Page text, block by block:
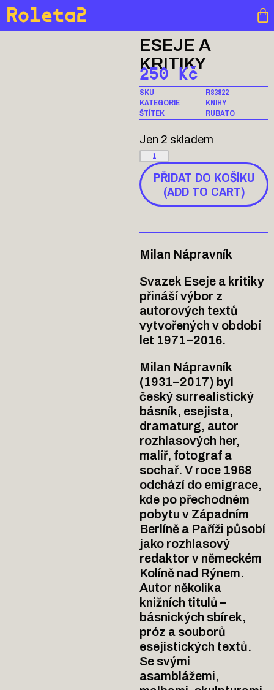
Roleta2
ESEJE A
KRITIKY
250 Kč
SKU
R83822
KATEGORIE
KNIHY
ŠTÍTEK
RUBATO
Jen 2 skladem
PŘIDAT DO KOŠÍKU
(ADD TO CART)
Milan Nápravník
Svazek Eseje a kritiky
přináší výbor z
autorových textů
vytvořených v období
let 1971–2016.
Milan Nápravník
(1931–2017) byl
český surrealistický
básník, esejista,
dramaturg, autor
rozhlasových her,
malíř, fotograf a
sochař. V roce 1968
odchází do emigrace,
kde po přechodném
pobytu v Západním
Berlíně a Paříži působí
jako rozhlasový
redaktor v německém
Kolíně nad Rýnem.
Autor několika
knižních titulů –
básnických sbírek,
próz a souborů
esejistických textů.
Se svými
asamblážemi,